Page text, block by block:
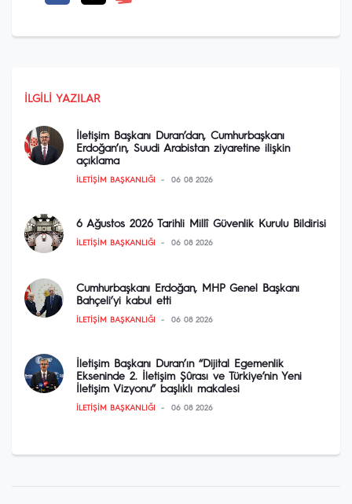
İLGILI YAZILAR
İletişim Başkanı Duran’dan, Cumhurbaşkanı
Erdoğan’ın, Suudi Arabistan ziyaretine ilişkin
açıklama
İLETIŞIM BAŞKANLIĞI 06 08 2026
6 Ağustos 2026 Tarihli Millî Güvenlik Kurulu Bildirisi
İLETIŞIM BAŞKANLIĞI 06 08 2026
Cumhurbaşkanı Erdoğan, MHP Genel Başkanı
Bahçeli’yi kabul etti
İLETIŞIM BAŞKANLIĞI 06 08 2026
İletişim Başkanı Duran’ın “Dijital Egemenlik
Ekseninde 2. İletişim Şûrası ve Türkiye’nin Yeni
İletişim Vizyonu” başlıklı makalesi
İLETIŞIM BAŞKANLIĞI 06 08 2026